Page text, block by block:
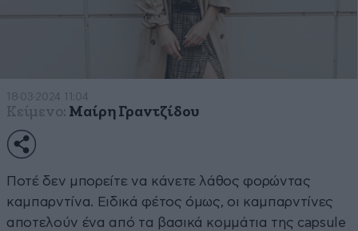
18·03·2024 11:04
Κείμενο: Μαίρη Γραντζίδου
Ποτέ δεν μπορείτε να κάνετε λάθος φορώντας
καμπαρντίνα. Ειδικά φέτος όμως, οι καμπαρντίνες
αποτελούν ένα από τα βασικά κομμάτια της capsule